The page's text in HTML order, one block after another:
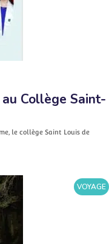
Collège Saint-
le collège Saint Louis de
VOYAGE